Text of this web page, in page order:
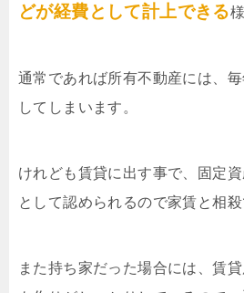
どが経費として計上できる
通常であれば所有不動産には、
してしまいます。
けれども賃貸に出す事で、固定
として認められるので家賃と相殺
また持ち家だった場合には、賃